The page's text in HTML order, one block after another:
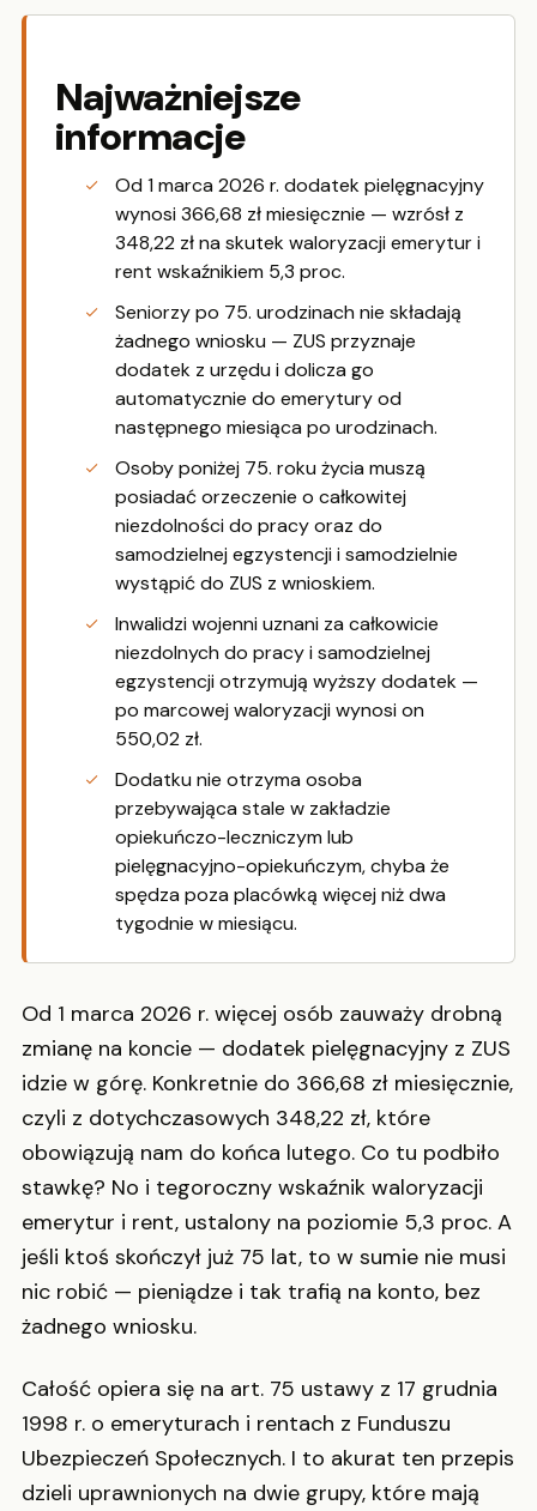
Najważniejsze
informacje
Od 1 marca 2026 r. dodatek pielęgnacyjny
wynosi 366,68 zł miesięcznie — wzrósł z
348,22 zł na skutek waloryzacji emerytur i
rent wskaźnikiem 5,3 proc.
Seniorzy po 75. urodzinach nie składają
żadnego wniosku — ZUS przyznaje
dodatek z urzędu i dolicza go
automatycznie do emerytury od
następnego miesiąca po urodzinach.
Osoby poniżej 75. roku życia muszą
posiadać orzeczenie o całkowitej
niezdolności do pracy oraz do
samodzielnej egzystencji i samodzielnie
wystąpić do ZUS z wnioskiem.
Inwalidzi wojenni uznani za całkowicie
niezdolnych do pracy i samodzielnej
egzystencji otrzymują wyższy dodatek —
po marcowej waloryzacji wynosi on
550,02 zł.
Dodatku nie otrzyma osoba
przebywająca stale w zakładzie
opiekuńczo-leczniczym lub
pielęgnacyjno-opiekuńczym, chyba że
spędza poza placówką więcej niż dwa
tygodnie w miesiącu.
Od 1 marca 2026 r. więcej osób zauważy drobną
zmianę na koncie — dodatek pielęgnacyjny z ZUS
idzie w górę. Konkretnie do 366,68 zł miesięcznie,
czyli z dotychczasowych 348,22 zł, które
obowiązują nam do końca lutego. Co tu podbiło
stawkę? No i tegoroczny wskaźnik waloryzacji
emerytur i rent, ustalony na poziomie 5,3 proc. A
jeśli ktoś skończył już 75 lat, to w sumie nie musi
nic robić — pieniądze i tak trafią na konto, bez
żadnego wniosku.
Całość opiera się na art. 75 ustawy z 17 grudnia
1998 r. o emeryturach i rentach z Funduszu
Ubezpieczeń Społecznych. I to akurat ten przepis
dzieli uprawnionych na dwie grupy, które mają